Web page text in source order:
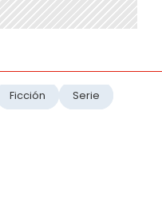
Ficción
Serie